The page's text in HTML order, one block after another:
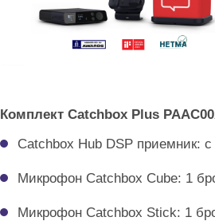
Комплект Catchbox Plus
Catchbox Hub DSP приемник: с
Микрофон Catchbox Cube: 1
Микрофон Catchbox Stick: 1